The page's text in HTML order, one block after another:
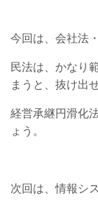
今回は、会社法
民法は、かなり
まうと、抜け出
経営承継円滑化
ょう。
次回は、情報シ